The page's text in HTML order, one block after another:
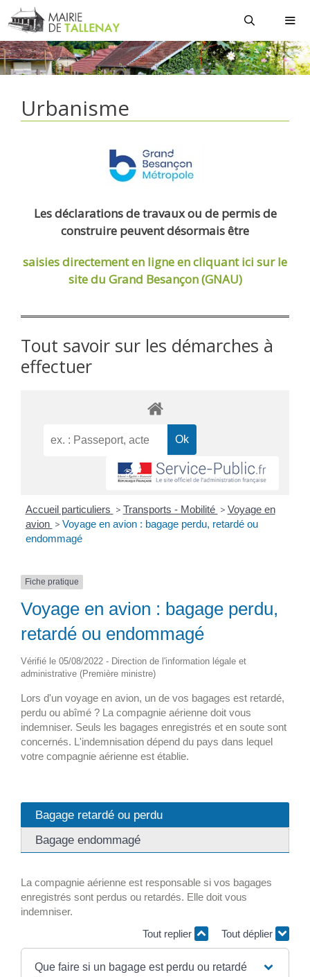
Aller
au
contenu
Urbanisme
Les déclarations de travaux ou de permis de
construire peuvent désormais être
saisies directement en ligneen cliquant ici sur le
site du Grand Besançon (GNAU)
Tout savoir sur les démarches à
effectuer
Accueil particuliers > Transports - Mobilité > Voyage en
avion > Voyage en avion : bagage perdu, retardé ou
endommagé
Fiche pratique
Voyage en avion : bagage perdu,
retardé ou endommagé
Vérifié le 05/08/2022 - Direction de l'information légale et
administrative (Première ministre)
Lors d'un voyage en avion, un de vos bagages est retardé,
perdu ou abîmé ? La compagnie aérienne doit vous
indemniser. Seuls les bagages enregistrés et en soute sont
concernés. L'indemnisation dépend du pays dans lequel
votre compagnie aérienne est établie.
Bagage retardé ou perdu
Bagage endommagé
La compagnie aérienne est responsable si vos bagages
enregistrés sont perdus ou retardés. Elle doit vous
indemniser.
Tout replier
Tout déplier
Que faire si un bagage est perdu ou retardé